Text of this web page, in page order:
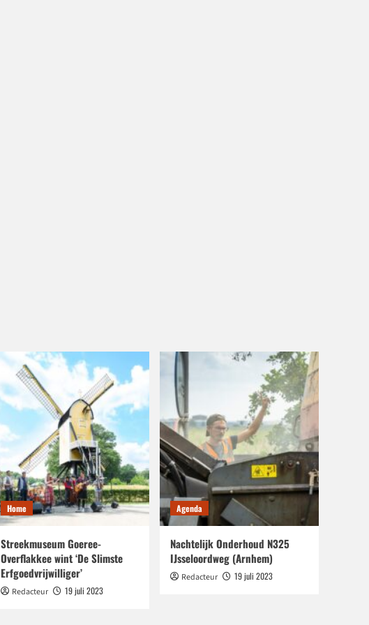
Home
Streekmuseum Goeree-
Overflakkee wint ‘De Slimste
Erfgoedvrijwilliger’
Redacteur 19 juli 2023
Agenda
Nachtelijk Onderhoud N325
IJsseloordweg (Arnhem)
Redacteur 19 juli 2023